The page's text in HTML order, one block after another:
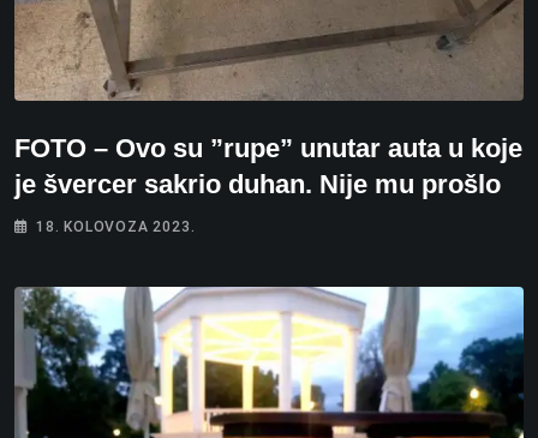
FOTO – Ovo su ”rupe” unutar auta u koje
je švercer sakrio duhan. Nije mu prošlo
18. KOLOVOZA 2023.